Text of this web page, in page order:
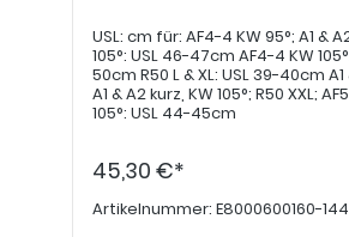
USL: cm für: AF4-4 KW 95°; A1 & A2 lang, KW
105°: USL 46-47cm AF4-4 KW
50cm R50 L & XL: USL 39-40cm A1
A1 & A2 kurz, KW 105°; R50 XXL;
105°: USL 44-45cm
45,30 €*
Artikelnummer: E8000600160-144